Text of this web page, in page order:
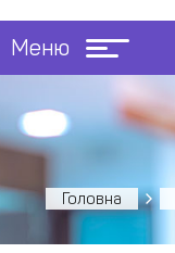
Меню
Головна